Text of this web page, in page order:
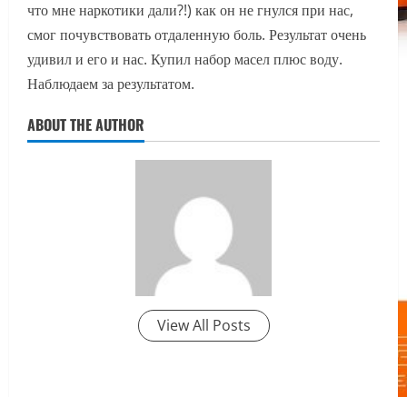
что мне наркотики дали?!) как он не гнулся при нас,
смог почувствовать отдаленную боль. Результат очень
удивил и его и нас. Купил набор масел плюс воду.
Наблюдаем за результатом.
ABOUT THE AUTHOR
View All Posts